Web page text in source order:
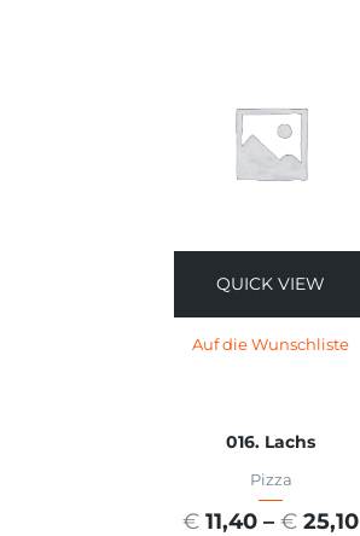
QUICK VIEW
Auf die Wunschliste
016. Lachs
Pizza
€ 11,40 – € 25,10